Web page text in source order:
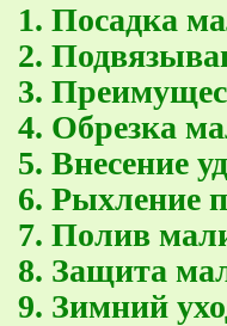
Посадка
Обрезка
Внесение
Рыхление
Полив
Защита
Зимний